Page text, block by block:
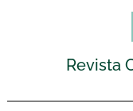
Revista